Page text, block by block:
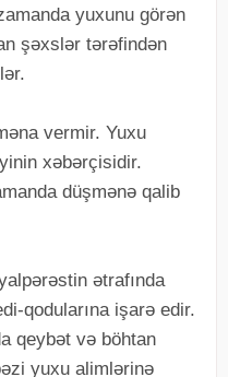
yuxunu görən
şəxslər tərəfindən
vermir. Yuxu
xəbərçisidir.
düşmənə qalib
ətrafında
qodularına işarə edir.
qeybət və böhtan
yuxu alimlərinə